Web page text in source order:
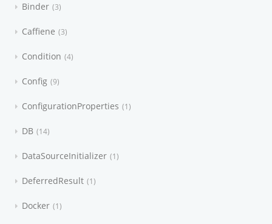
Binder 3
Caffiene 3
Condition 4
Config 9
ConfigurationProperties 1
DB 14
DataSourceInitializer 1
DeferredResult 1
Docker 1